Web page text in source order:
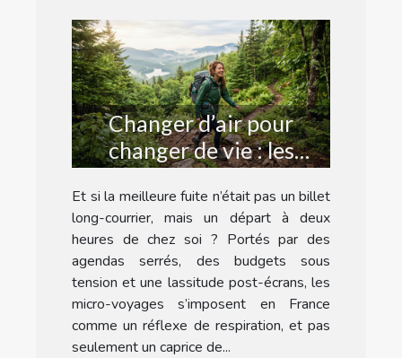
Changer d’air pour
changer de vie : les
bienfaits inattendus des
micro-voyages
Et si la meilleure fuite n’était pas un billet
long-courrier, mais un départ à deux
heures de chez soi ? Portés par des
agendas serrés, des budgets sous
tension et une lassitude post-écrans, les
micro-voyages s’imposent en France
comme un réflexe de respiration, et pas
seulement un caprice de...